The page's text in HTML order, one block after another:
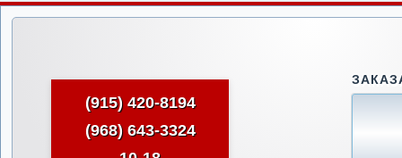
(915) 420-8194
(968) 643-3324